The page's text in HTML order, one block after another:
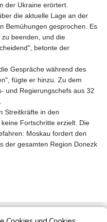
der Ukraine erörtert.
die aktuelle Lage an der
Bemühungen gesprochen. Es
zu beenden, und die
betonte der
Gespräche während des
fügte er hinzu. Zu dem
und Regierungschefs aus 32
Streitkräfte in den
Fortschritte erzielt. Die
Moskau fordert den
der gesamten Region Donezk